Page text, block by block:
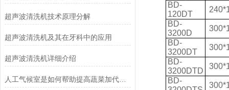
超声波清洗机技术原理分解
超声波清洗机及其在牙科中的应用
超声波清洗机详细介绍
人工气候室是如何帮助提高蔬菜加代育种的速度呢？
BD-
120DT
BD-
3200D
BD-
3200DT
BD-
3200DTD
BD-